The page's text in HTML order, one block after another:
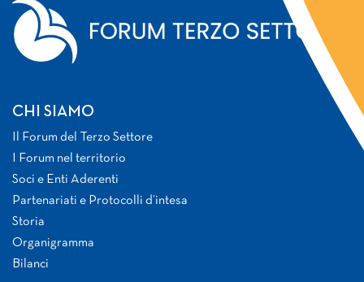
CHI SIAMO
Il Forum del Terzo Settore
I Forum nel territorio
Soci e Enti Aderenti
Partenariati e Protocolli d’intesa
Storia
Organigramma
Bilanci